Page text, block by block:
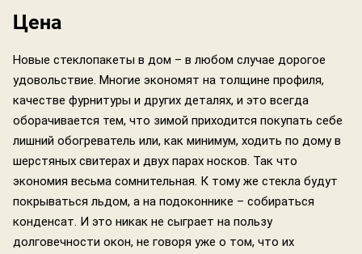
Цена
Новые стеклопакеты в дом – в любом случае дорогое
удовольствие. Многие экономят на толщине профиля,
качестве фурнитуры и других деталях, и это всегда
оборачивается тем, что зимой приходится покупать себе
лишний обогреватель или, как минимум, ходить по дому в
шерстяных свитерах и двух парах носков. Так что
экономия весьма сомнительная. К тому же стекла будут
покрываться льдом, а на подоконнике – собираться
конденсат. И это никак не сыграет на пользу
долговечности окон, не говоря уже о том, что их